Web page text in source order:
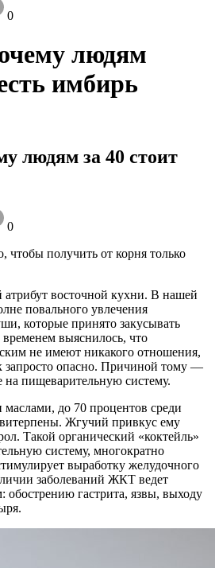
0
людям
имбирь
людям за 40 стоит
0
чтобы получить от корня только
восточной кухни. В нашей
повального увлечения
которые принято закусывать
выяснилось, что
не имеют никакого отношения,
запросто опасно. Причиной тому —
на пищеварительную систему.
до 70 процентов среди
Жгучий привкус ему
Такой органический «коктейль»
систему, многократно
выработку желудочного
заболеваний ЖКТ ведет
обострению гастрита, язвы, выходу